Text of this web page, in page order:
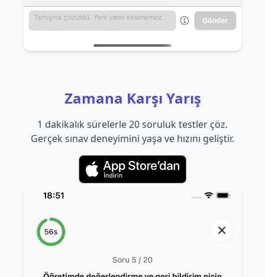
Zamana Karşı Yarış
1 dakikalık sürelerle 20 soruluk testler çöz.
Gerçek sınav deneyimini yaşa ve hızını geliştir.